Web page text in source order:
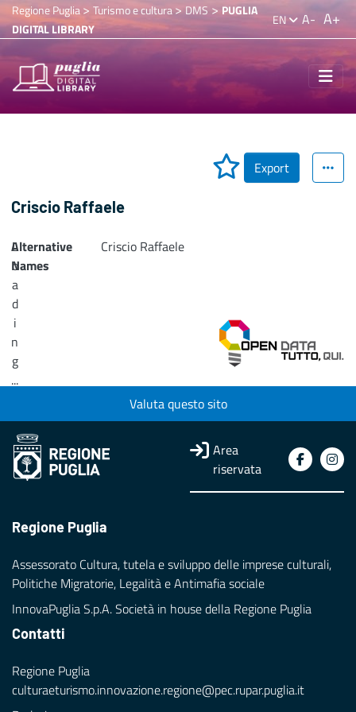
Regione Puglia> Turismo e cultura>DMS > PUGLIA
DIGITAL LIBRARY
EN A- A+
Export
Criscio Raffaele
L
o
a
d
i
n
g
...
Alternative
Names
Criscio Raffaele
Valuta questo sito
Area
riservata
Regione Puglia
Assessorato Cultura, tutela e sviluppo delle imprese culturali,
Politiche Migratorie, Legalità e Antimafia sociale
InnovaPuglia S.p.A. Società in house della Regione Puglia
Contatti
Regione Puglia
culturaeturismo.innovazione.regione@pec.rupar.puglia.it